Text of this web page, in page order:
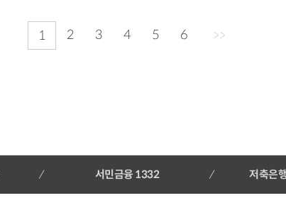
1 2 3 4 5 6 >>
서민금융 1332 저축은